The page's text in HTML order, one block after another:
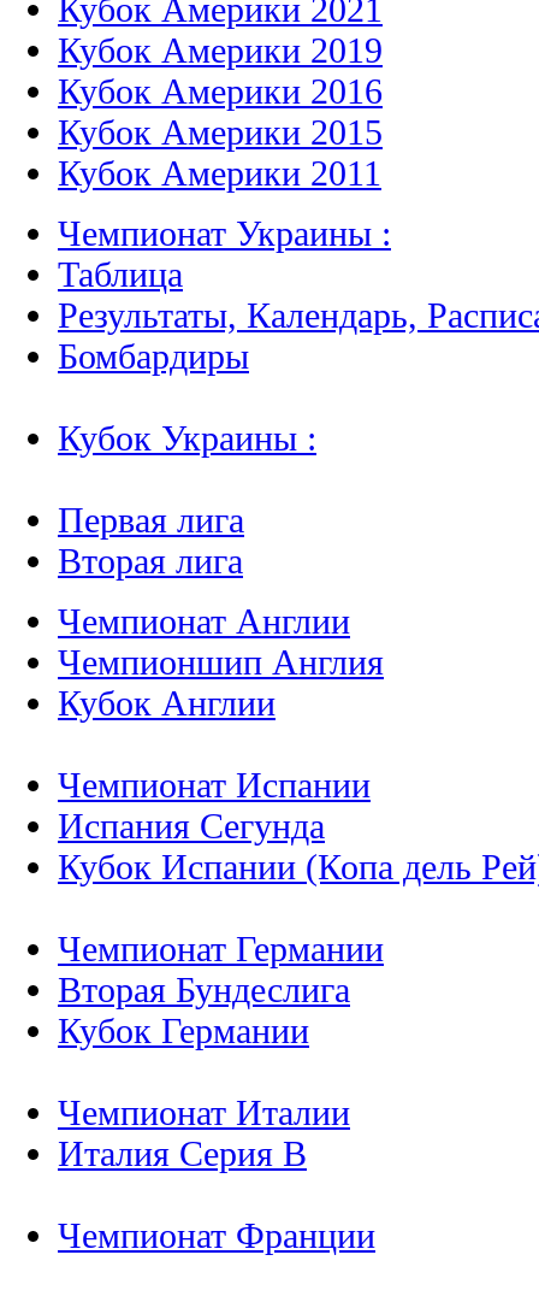
Кубок Америки 2021
Кубок Америки 2019
Кубок Америки 2016
Кубок Америки 2015
Кубок Америки 2011
Чемпионат Украины :
Таблица
Результаты, Календарь,
Бомбардиры
Кубок Украины :
Первая лига
Вторая лига
Чемпионат Англии
Чемпионшип Англия
Кубок Англии
Чемпионат Испании
Испания Сегунда
Кубок Испании (Копа дель
Чемпионат Германии
Вторая Бундеслига
Кубок Германии
Чемпионат Италии
Италия Серия B
Чемпионат Франции